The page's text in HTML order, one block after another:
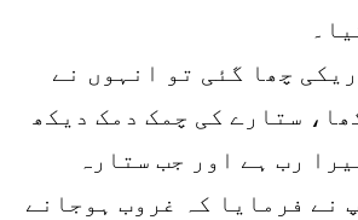
چھا گئی تو انہوں نے
ستارے کی چمک دمک دیکھ
رب ہے اور جب ستارہ
نے فرمایا کہ غروب ہوجانے